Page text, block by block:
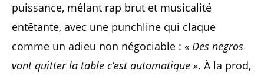
puissance, mêlant rap brut et musicalité
entêtante, avec une punchline qui claque
comme un adieu non négociable : « Des negros
vont quitter la table c’est automatique ». À la prod,